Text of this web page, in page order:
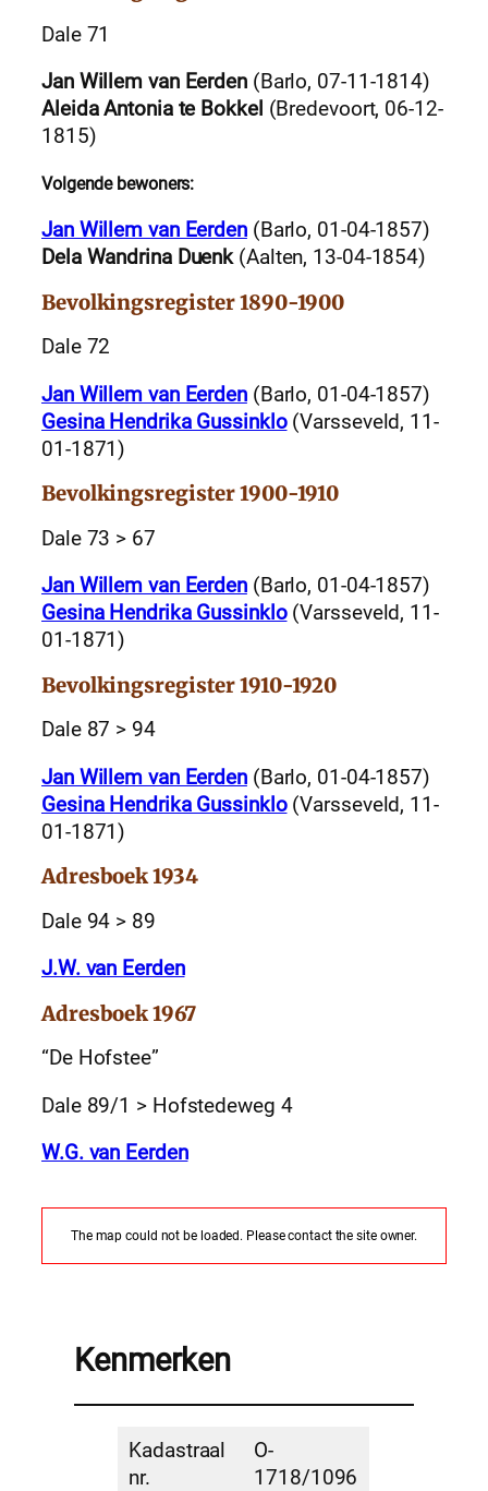
Dale 71
Jan Willem van Eerden(Barlo, 07-11-1814)
Aleida Antonia te Bokkel (Bredevoort, 06-12-
1815)
Volgende bewoners:
Jan Willem van Eerden(Barlo, 01-04-1857)
Dela Wandrina Duenk(Aalten, 13-04-1854)
Bevolkingsregister 1890-1900
Dale 72
Jan Willem van Eerden(Barlo, 01-04-1857)
Gesina Hendrika Gussinklo(Varsseveld, 11-
01-1871)
Bevolkingsregister 1900-1910
Dale 73 > 67
Jan Willem van Eerden(Barlo, 01-04-1857)
Gesina Hendrika Gussinklo(Varsseveld, 11-
01-1871)
Bevolkingsregister 1910-1920
Dale 87 > 94
Jan Willem van Eerden(Barlo, 01-04-1857)
Gesina Hendrika Gussinklo(Varsseveld, 11-
01-1871)
Adresboek 1934
Dale 94 > 89
J.W. van Eerden
Adresboek 1967
“De Hofstee”
Dale 89/1 > Hofstedeweg 4
W.G. van Eerden
The map could not be loaded. Please contact the site owner.
Kenmerken
Kadastraal
nr.
O-
1718/1096